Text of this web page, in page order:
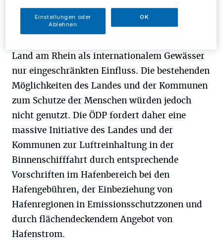
D ie NRW-Landesregierung mache sich
durch Unterlassung an diesem Zustand
Land am Rhein als internationalem Gewässer
nur eingeschränkten Einfluss. Die bestehenden
Möglichkeiten des Landes und der Kommunen
zum Schutze der Menschen würden jedoch
nicht genutzt. Die ÖDP fordert daher eine
massive Initiative des Landes und der
Kommunen zur Luftreinhaltung in der
Binnenschifffahrt durch entsprechende
Vorschriften im Hafenbereich bei den
Hafengebühren, der Einbeziehung von
Hafenregionen in Emissionsschutzzonen und
durch flächendeckendem Angebot von
Hafenstrom.
Einstellungen oder
Ablehnen
OK